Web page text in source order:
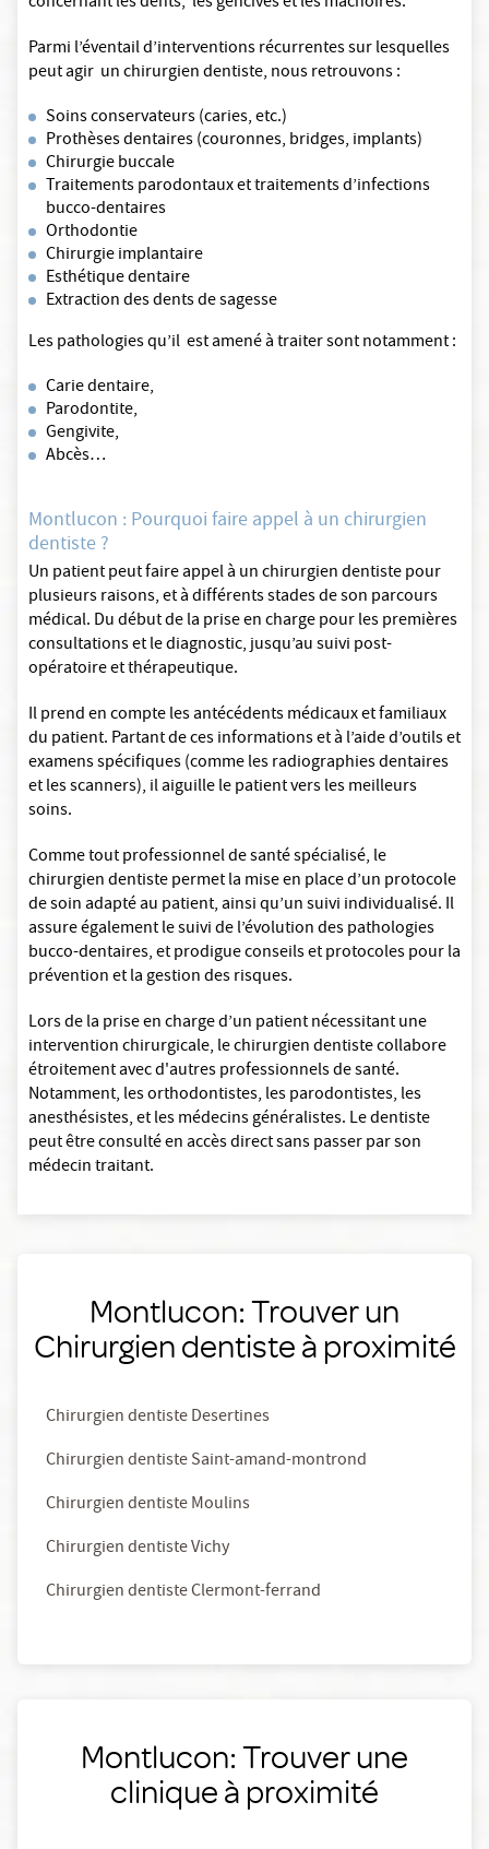
Parmi l’éventail d’interventions récurrentes sur lesquelles
peut agir un chirurgien dentiste, nous retrouvons :
Soins conservateurs (caries, etc.)
Prothèses dentaires (couronnes, bridges, implants)
Chirurgie buccale
Traitements parodontaux et traitements d’infections
bucco-dentaires
Orthodontie
Chirurgie implantaire
Esthétique dentaire
Extraction des dents de sagesse
Les pathologies qu’il est amené à traiter sont notamment :
Carie dentaire,
Parodontite,
Gengivite,
Abcès…
Montlucon : Pourquoi faire appel à un chirurgien
dentiste ?
Un patient peut faire appel à un chirurgien dentiste pour
plusieurs raisons, et à différents stades de son parcours
médical. Du début de la prise en charge pour les premières
consultations et le diagnostic, jusqu’au suivi post-
opératoire et thérapeutique.
Il prend en compte les antécédents médicaux et familiaux
du patient. Partant de ces informations et à l’aide d’outils et
examens spécifiques (comme les radiographies dentaires
et les scanners), il aiguille le patient vers les meilleurs
soins.
Comme tout professionnel de santé spécialisé, le
chirurgien dentiste permet la mise en place d’un protocole
de soin adapté au patient, ainsi qu’un suivi individualisé. Il
assure également le suivi de l’évolution des pathologies
bucco-dentaires, et prodigue conseils et protocoles pour la
prévention et la gestion des risques.
Lors de la prise en charge d’un patient nécessitant une
intervention chirurgicale, le chirurgien dentiste collabore
étroitement avec d'autres professionnels de santé.
Notamment, les orthodontistes, les parodontistes, les
anesthésistes, et les médecins généralistes. Le dentiste
peut être consulté en accès direct sans passer par son
médecin traitant.
Montlucon: Trouver un
Chirurgien dentiste à proximité
Chirurgien dentiste Desertines
Chirurgien dentiste Saint-amand-montrond
Chirurgien dentiste Moulins
Chirurgien dentiste Vichy
Chirurgien dentiste Clermont-ferrand
Montlucon: Trouver une
clinique à proximité